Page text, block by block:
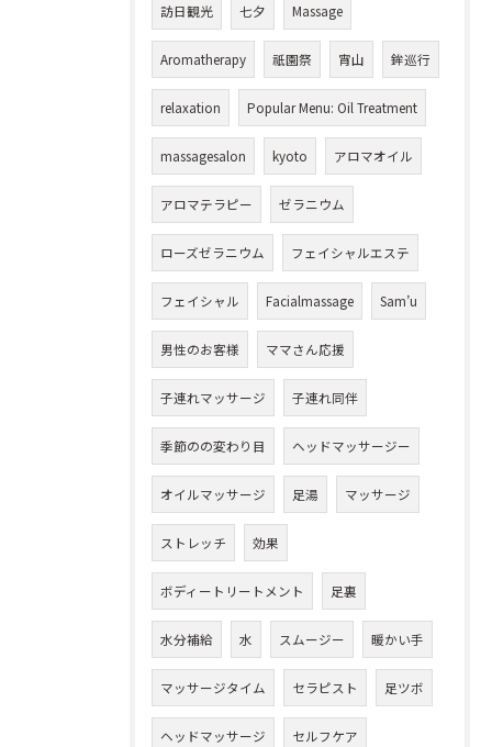
訪日観光 七夕 Massage
Aromatherapy 祇園祭 宵山 鉾巡行
relaxation Popular Menu: Oil Treatment
massagesalon kyoto アロマオイル
アロマテラピー ゼラニウム
ローズゼラニウム フェイシャルエステ
フェイシャル Facialmassage Sam’u
男性のお客様 ママさん応援
子連れマッサージ 子連れ同伴
季節のの変わり目 ヘッドマッサージー
オイルマッサージ 足湯 マッサージ
ストレッチ 効果
ボディートリートメント 足裏
水分補給 水 スムージー 暖かい手
マッサージタイム セラピスト 足ツボ
ヘッドマッサージ セルフケア